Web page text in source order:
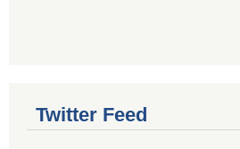
Twitter Feed